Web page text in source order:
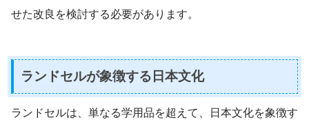
せた改良を検討する必要があります。
ランドセルが象徴する日本文化
ランドセルは、単なる学用品を超えて、日本文化を象徴す